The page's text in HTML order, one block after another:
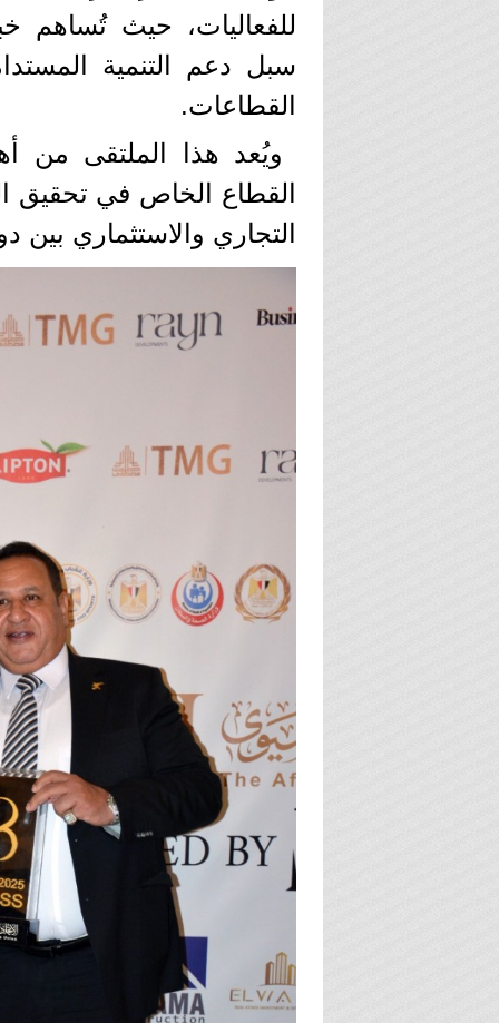
للفعاليات، حيث تُساهم
سبل دعم التنمية
القطاعات.
ويُعد هذا الملتقى من
القطاع الخاص في تحقيق
التجاري والاستثماري بين